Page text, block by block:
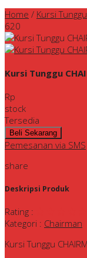
Home / Kursi Tunggu
620
Kursi Tunggu
Rp
stock
Tersedia
Pemesanan via SMS
share
Deskripsi Produk
Rating :
Kategori : Chairman
Kursi Tunggu